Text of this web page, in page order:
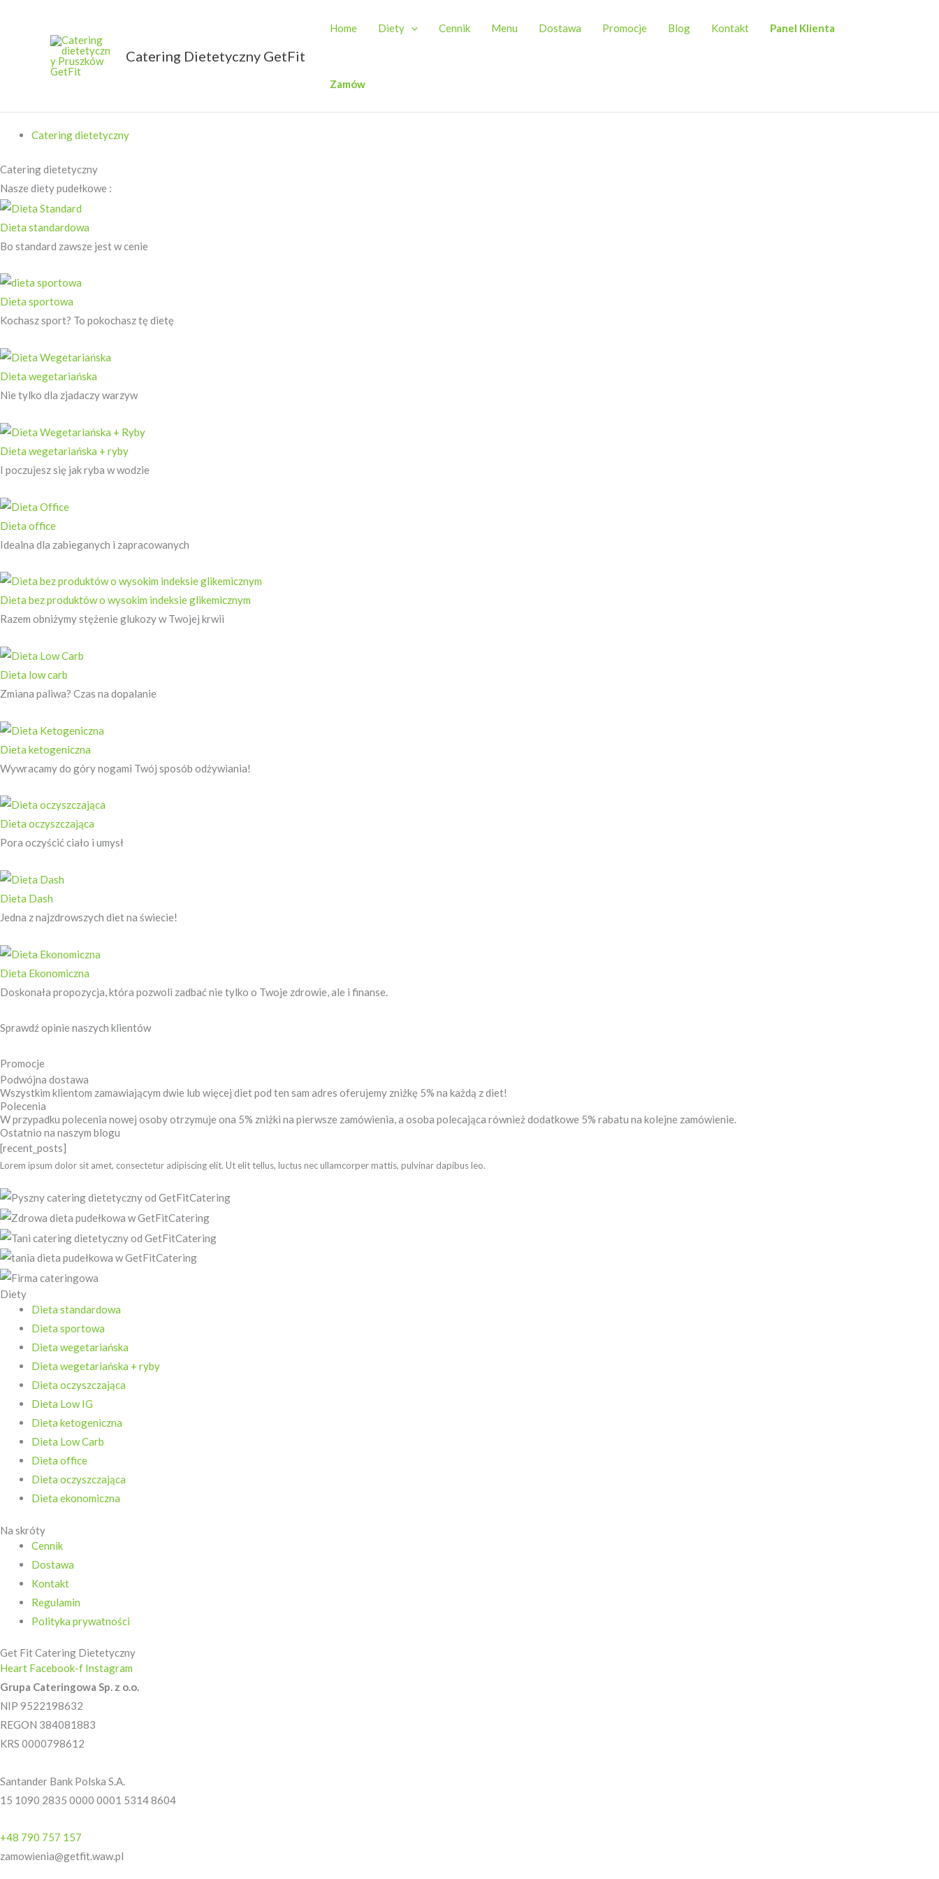
Catering Dietetyczny GetFit
Home Diety Cennik Menu Dostawa Promocje Blog Kontakt Panel Klienta
Zamów
Catering dietetyczny
Catering dietetyczny
Nasze diety pudełkowe :
Dieta standardowa
Bo standard zawsze jest w cenie
Dieta sportowa
Kochasz sport? To pokochasz tę dietę
Dieta wegetariańska
Nie tylko dla zjadaczy warzyw
Dieta wegetariańska + ryby
I poczujesz się jak ryba w wodzie
Dieta office
Idealna dla zabieganych i zapracowanych
Dieta bez produktów o wysokim indeksie glikemicznym
Razem obniżymy stężenie glukozy w Twojej krwii
Dieta low carb
Zmiana paliwa? Czas na dopalanie
Dieta ketogeniczna
Wywracamy do góry nogami Twój sposób odżywiania!
Dieta oczyszczająca
Pora oczyścić ciało i umysł
Dieta Dash
Jedna z najzdrowszych diet na świecie!
Dieta Ekonomiczna
Doskonała propozycja, która pozwoli zadbać nie tylko o Twoje zdrowie, ale i finanse.
Sprawdź opinie naszych klientów ​
Promocje
Podwójna dostawa
Wszystkim klientom zamawiającym dwie lub więcej diet pod ten sam adres oferujemy zniżkę 5% na każdą z diet!
Polecenia
W przypadku polecenia nowej osoby otrzymuje ona 5% zniżki na pierwsze zamówienia, a osoba polecająca również dodatkowe 5% rabatu na kolejne zamówienie.
Ostatnio na naszym blogu
[recent_posts]
Lorem ipsum dolor sit amet, consectetur adipiscing elit. Ut elit tellus, luctus nec ullamcorper mattis, pulvinar dapibus leo.
Diety
Dieta standardowa
Dieta sportowa
Dieta wegetariańska
Dieta wegetariańska + ryby
Dieta oczyszczająca
Dieta Low IG
Dieta ketogeniczna
Dieta Low Carb
Dieta office
Dieta oczyszczająca
Dieta ekonomiczna
Na skróty
Cennik
Dostawa
Kontakt
Regulamin
Polityka prywatności
Get Fit Catering Dietetyczny
Heart Facebook-f Instagram
Grupa Cateringowa Sp. z o.o.
NIP 9522198632
REGON 384081883
KRS 0000798612
Santander Bank Polska S.A.
15 1090 2835 0000 0001 5314 8604
+48 790 757 157
zamowienia@getfit.waw.pl